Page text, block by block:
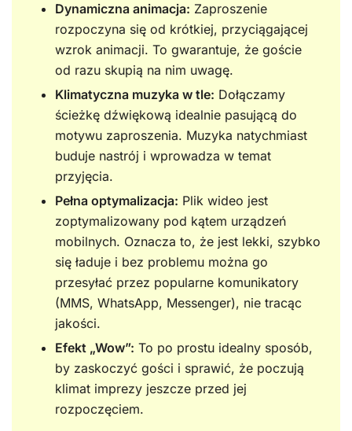
Dynamiczna animacja: Zaproszenie
rozpoczyna się od krótkiej, przyciągającej
wzrok animacji. To gwarantuje, że goście
od razu skupią na nim uwagę.
Klimatyczna muzyka w tle: Dołączamy
ścieżkę dźwiękową idealnie pasującą do
motywu zaproszenia. Muzyka natychmiast
buduje nastrój i wprowadza w temat
przyjęcia.
Pełna optymalizacja: Plik wideo jest
zoptymalizowany pod kątem urządzeń
mobilnych. Oznacza to, że jest lekki, szybko
się ładuje i bez problemu można go
przesyłać przez popularne komunikatory
(MMS, WhatsApp, Messenger), nie tracąc
jakości.
Efekt „Wow”: To po prostu idealny sposób,
by zaskoczyć gości i sprawić, że poczują
klimat imprezy jeszcze przed jej
rozpoczęciem.